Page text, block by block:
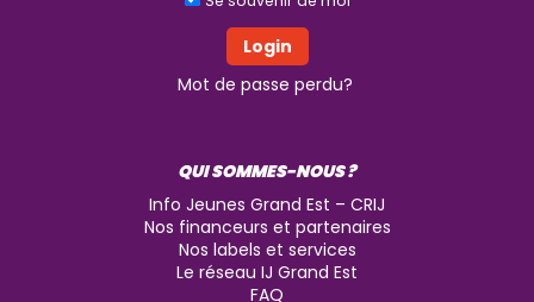
Mot de passe perdu?
QUI SOMMES-NOUS ?
Info Jeunes Grand Est – CRIJ
Nos financeurs et partenaires
Nos labels et services
Le réseau IJ Grand Est
FAQ